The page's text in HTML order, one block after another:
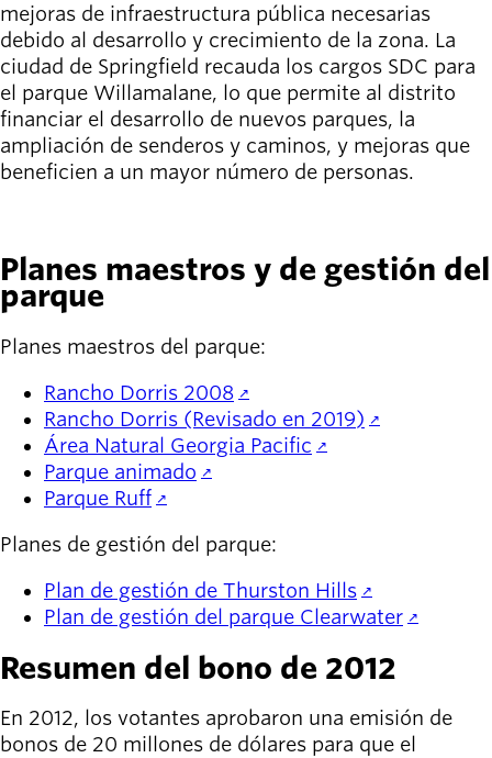
mejoras de infraestructura pública necesarias
debido al desarrollo y crecimiento de la zona. La
ciudad de Springfield recauda los cargos SDC para
el parque Willamalane, lo que permite al distrito
financiar el desarrollo de nuevos parques, la
ampliación de senderos y caminos, y mejoras que
beneficien a un mayor número de personas.
Planes maestros y de gestión del
parque
Planes maestros del parque:
Rancho Dorris 2008
Rancho Dorris (Revisado en 2019)
Área Natural Georgia Pacific
Parque animado
Parque Ruff
Planes de gestión del parque:
Plan de gestión de Thurston Hills
Plan de gestión del parque Clearwater
Resumen del bono de 2012
En 2012, los votantes aprobaron una emisión de
bonos de 20 millones de dólares para que el